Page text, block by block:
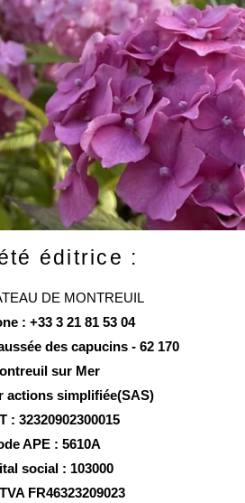
éditrice :
DE MONTREUIL
: +33 3 21 81 53 04
des capucins - 62 170
sur Mer
actions simplifiée(SAS)
: 32320902300015
APE : 5610A
social : 103000
FR46323209023